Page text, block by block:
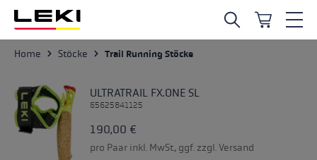
Zum Hauptinhalt springen
Home Stöcke Trail Running Stöcke
ULTRATRAIL FX.ONE SL
65625841125
190,00 €
pro Paar inkl. MwSt., ggf. zzgl. Versand